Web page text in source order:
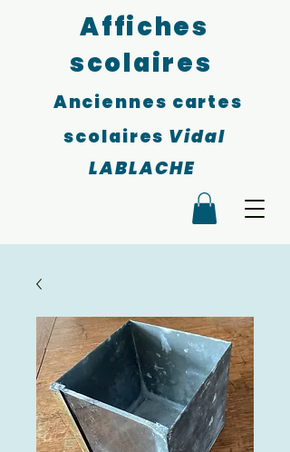
Affiches
scolaires
Anciennes cartes
scolaires Vidal
LABLACHE